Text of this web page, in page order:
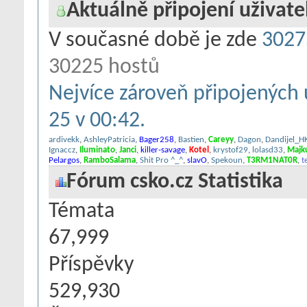
Aktuálně připojení
V současné době je zde
30225 hostů
Nejvíce zároveň
25 v 00:42.
ardivekk, AshleyPatricia, Bager258, Bastien, Careyy, Dagon,
Ignaccz, Iluminato, Janci, killer-savage, Kotel , krystof29, lolasd33,
Pelargos, RamboSalama, Shit Pro ^_^, slavO, Spekoun, T3RM1NAT0R,
Fórum csko.cz Statistika
Témata
67,999
Příspěvky
529,930